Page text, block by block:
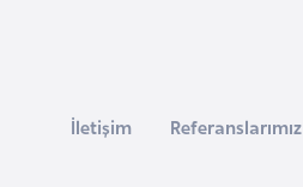
İletişim Referanslarımız